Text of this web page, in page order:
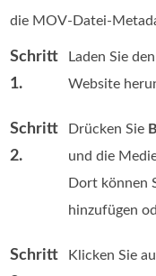
die MOV-Datei-
Schritt
1.
Laden Sie
Website
Schritt
2.
Drücken Sie
und die
Dort können
hinzufügen
Schritt
Klicken Sie